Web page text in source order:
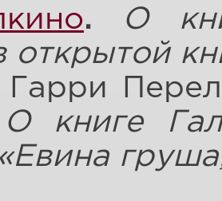
.
О
открытой
Гарри
О книге